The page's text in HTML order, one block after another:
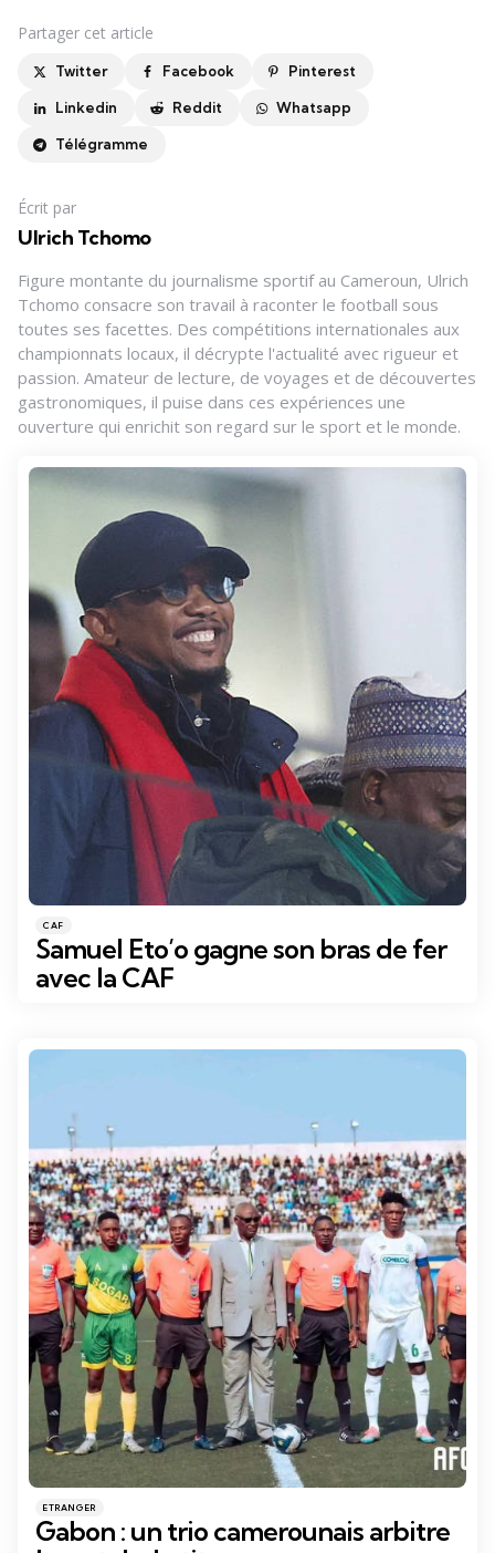
Partager cet article
Twitter Facebook Pinterest
Linkedin Reddit Whatsapp
Télégramme
Écrit par
Ulrich Tchomo
Figure montante du journalisme sportif au Cameroun, Ulrich
Tchomo consacre son travail à raconter le football sous
toutes ses facettes. Des compétitions internationales aux
championnats locaux, il décrypte l'actualité avec rigueur et
passion. Amateur de lecture, de voyages et de découvertes
gastronomiques, il puise dans ces expériences une
ouverture qui enrichit son regard sur le sport et le monde.
Catégories
Posté
dans
CAF
Samuel Eto’o gagne son bras de fer
avec la CAF
Catégories
Posté
dans
ETRANGER
Gabon : un trio camerounais arbitre